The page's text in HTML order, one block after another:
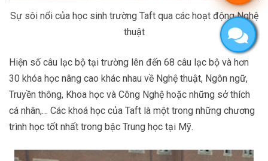
Sự sôi nổi của học sinh trường Taft qua các hoạt động Nghệ
thuật
Hiện số câu lạc bộ tại trường lên đến 68 câu lạc bộ và hơn
30 khóa học nâng cao khác nhau về Nghệ thuật, Ngôn ngữ,
Truyền thông, Khoa học và Công Nghệ hoặc những sở thích
cá nhân,… Các khoá học của Taft là một trong những chương
trình học tốt nhất trong bậc Trung học tại Mỹ.